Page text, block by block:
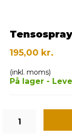
195,00 kr.
(inkl. moms)
På lager -